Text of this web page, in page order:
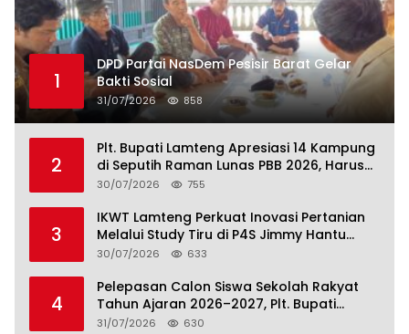
1
DPD Partai NasDem Pesisir Barat Gelar
Bakti Sosial
31/07/2026 858
2
Plt. Bupati Lamteng Apresiasi 14 Kampung
di Seputih Raman Lunas PBB 2026, Harus
Jadi Contoh!
30/07/2026 755
3
IKWT Lamteng Perkuat Inovasi Pertanian
Melalui Study Tiru di P4S Jimmy Hantu
Foundation
30/07/2026 633
4
Pelepasan Calon Siswa Sekolah Rakyat
Tahun Ajaran 2026–2027, Plt. Bupati
Lamteng Tegaskan Komitmen Hadirkan
31/07/2026 630